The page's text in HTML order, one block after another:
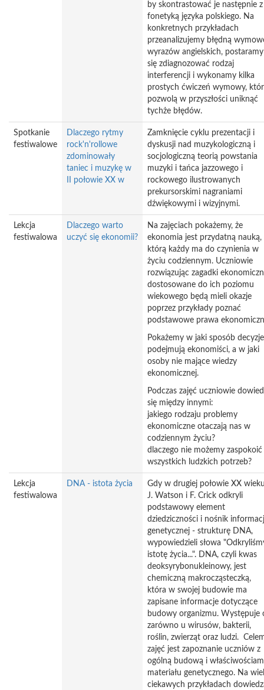
by skontrastować je następnie z
fonetyką języka polskiego. Na
konkretnych przykładach
przeanalizujemy błędną
wyrazów angielskich, postaramy
się zdiagnozować rodzaj
interferencji i wykonamy kilka
prostych ćwiczeń wymowy,
pozwolą w przyszłości uniknąć
tychże błędów.
Spotkanie
festiwalowe
Dlaczego rytmy
rock'n'rollowe
zdominowały
taniec i muzykę w
II połowie XX w
Zamknięcie cyklu prezentacji i
dyskusji nad muzykologiczną i
socjologiczną teorią powstania
muzyki i tańca jazzowego i
rockowego ilustrowanych
prekursorskimi nagraniami
dźwiękowymi i wizyjnymi.
Lekcja
festiwalowa
Dlaczego warto
uczyć się ekonomii?
Na zajęciach pokażemy, że
ekonomia jest przydatną nauką,
którą każdy ma do czynienia w
życiu codziennym. Uczniowie
rozwiązując zagadki
dostosowane do ich poziomu
wiekowego będą mieli okazje
poprzez przykłady poznać
podstawowe prawa
Pokażemy w jaki sposób decyzje
podejmują ekonomiści, a w jaki
osoby nie mające wiedzy
ekonomicznej.
Podczas zajęć uczniowie
się między innymi:
jakiego rodzaju problemy
ekonomiczne otaczają nas w
codziennym życiu?
dlaczego nie możemy zaspokoić
wszystkich ludzkich potrzeb?
Lekcja
festiwalowa
DNA - istota życia
Gdy w drugiej połowie XX
J. Watson i F. Crick odkryli
podstawowy element
dziedziczności i nośnik
genetycznej - strukturę DNA,
wypowiedzieli słowa
istotę życia...". DNA, czyli kwas
deoksyrybonukleinowy, jest
chemiczną makrocząsteczką,
która w swojej budowie ma
zapisane informacje dotyczące
budowy organizmu. Występuje
zarówno u wirusów, bakterii,
roślin, zwierząt oraz ludzi.
zajęć jest zapoznanie uczniów z
ogólną budową i
materiału genetycznego. Na
ciekawych przykładach